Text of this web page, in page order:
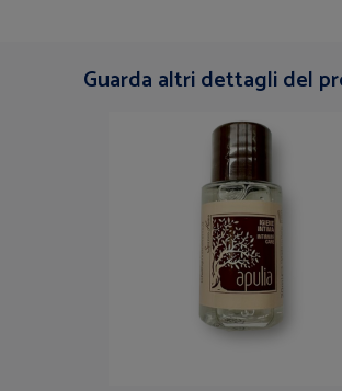
Guarda altri dettagli del